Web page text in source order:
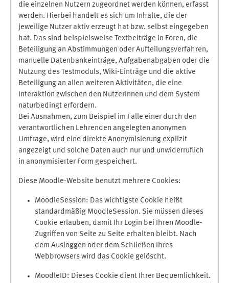
die einzelnen Nutzern zugeordnet werden können, erfasst
werden. Hierbei handelt es sich um Inhalte, die der
jeweilige Nutzer aktiv erzeugt hat bzw. selbst eingegeben
hat. Das sind beispielsweise Textbeiträge in Foren, die
Beteiligung an Abstimmungen oder Aufteilungsverfahren,
manuelle Datenbankeinträge, Aufgabenabgaben oder die
Nutzung des Testmoduls, Wiki-Einträge und die aktive
Beteiligung an allen weiteren Aktivitäten, die eine
Interaktion zwischen den NutzerInnen und dem System
naturbedingt erfordern.
Bei Ausnahmen, zum Beispiel im Falle einer durch den
verantwortlichen Lehrenden angelegten anonymen
Umfrage, wird eine direkte Anonymisierung explizit
angezeigt und solche Daten auch nur und unwiderruflich
in anonymisierter Form gespeichert.
Diese Moodle-Website benutzt mehrere Cookies:
MoodleSession: Das wichtigste Cookie heißt
standardmäßig MoodleSession. Sie müssen dieses
Cookie erlauben, damit Ihr Login bei Ihren Moodle-
Zugriffen von Seite zu Seite erhalten bleibt. Nach
dem Ausloggen oder dem Schließen Ihres
Webbrowsers wird das Cookie gelöscht.
MoodleID: Dieses Cookie dient Ihrer Bequemlichkeit.